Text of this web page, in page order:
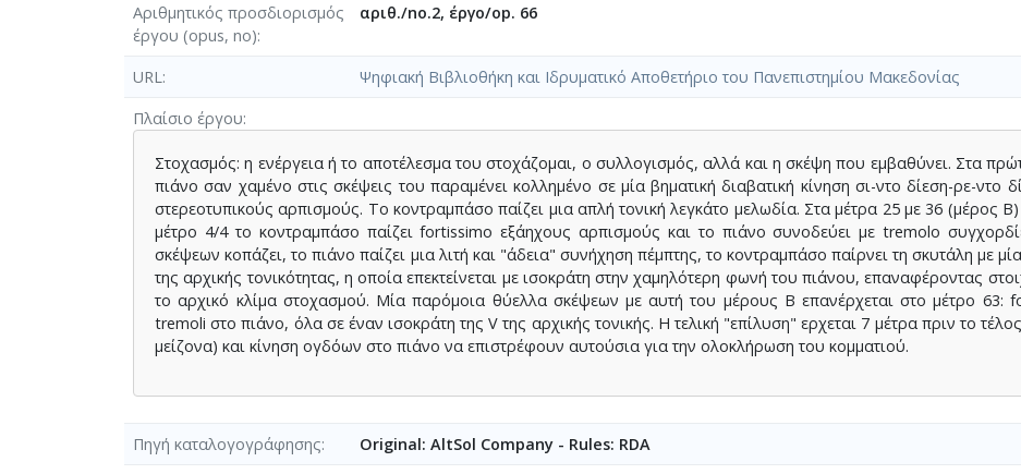
Αριθμητικός προσδιορισμός
έργου (opus, no)
αριθ./no.2, έργο/op. 66
URL
Ψηφιακή Βιβλιοθήκη και Ιδρυματικό Αποθετήριο του Πανεπιστημίου Μακεδονίας
Πλαίσιο έργου
Στοχασμός: η ενέργεια ή το αποτέλεσμα του στοχάζομαι, ο συλλογισμός, αλλά και η σκέψη που εμβαθύνει. Στα
πιάνο σαν χαμένο στις σκέψεις του παραμένει κολλημένο σε μία βηματική διαβατική κίνηση σι-ντο δίεση-ρε-
στερεοτυπικούς αρπισμούς. Το κοντραμπάσο παίζει μια απλή τονική λεγκάτο μελωδία. Στα μέτρα 25 με 36 (μέρος
μέτρο 4/4 το κοντραμπάσο παίζει fortissimo εξάηχους αρπισμούς και το πιάνο συνοδεύει με tremolo
σκέψεων κοπάζει, το πιάνο παίζει μια λιτή και "άδεια" συνήχηση πέμπτης, το κοντραμπάσο παίρνει τη σκυτάλη με
της αρχικής τονικότητας, η οποία επεκτείνεται με ισοκράτη στην χαμηλότερη φωνή του πιάνου, επαναφέροντας
το αρχικό κλίμα στοχασμού. Μία παρόμοια θύελλα σκέψεων με αυτή του μέρους Β επανέρχεται στο μέτρο 63:
tremoli στο πιάνο, όλα σε έναν ισοκράτη της V της αρχικής τονικής. Η τελική "επίλυση" ερχεται 7 μέτρα πριν το
μείζονα) και κίνηση ογδόων στο πιάνο να επιστρέφουν αυτούσια για την ολοκλήρωση του κομματιού.
Πηγή καταλογογράφησης
Original: AltSol Company - Rules: RDA